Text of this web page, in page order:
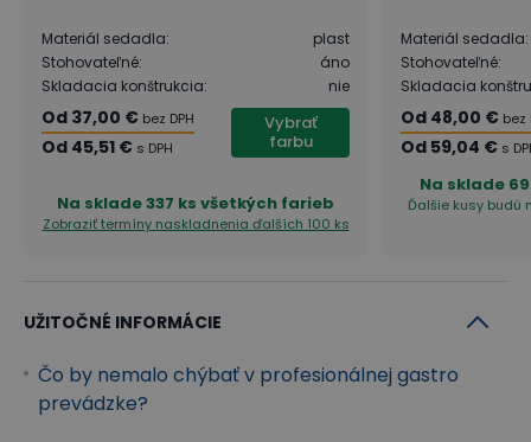
Materiál sedadla:
plast
Stohovateľné:
áno
Skladacia konštrukcia: nie
Od 37,00 € bez DPH
Od 45,51 € s DPH
Vybrať
farbu
Na sklade337 ks všetkých farieb
Zobraziť termíny naskladnenia ďalších 100 ks
Materiál sedadla:
Stohovateľné:
Skladacia
Od 48,00 € bez
Od 59,04 € s
Na sklade
Ďalšie kusy budú
UŽITOČNÉ INFORMÁCIE
Čo by nemalo chýbať v profesionálnej gastro
prevádzke?